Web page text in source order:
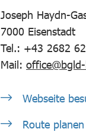
Joseph Haydn-
7000 Eisenstadt
Tel.: +43 2682
Mail:
Webseite
Route planen